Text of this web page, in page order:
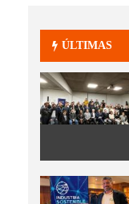
ÚLTIMAS